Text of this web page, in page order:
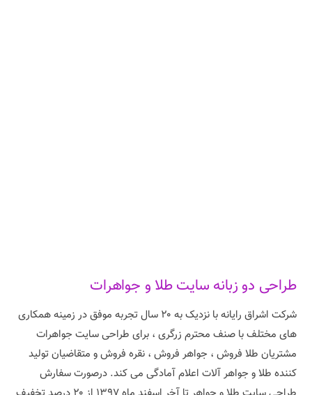
طراحی دو زبانه سایت طلا و جواهرات
شرکت اشراق رایانه با نزدیک به ۲۰ سال تجربه موفق در زمینه همکاری
های مختلف با صنف محترم زرگری ، برای طراحی سایت جواهرات
مشتریان طلا فروش ، جواهر فروش ، نقره فروش و متقاضیان تولید
کننده طلا و جواهر آلات اعلام آمادگی می کند. درصورت سفارش